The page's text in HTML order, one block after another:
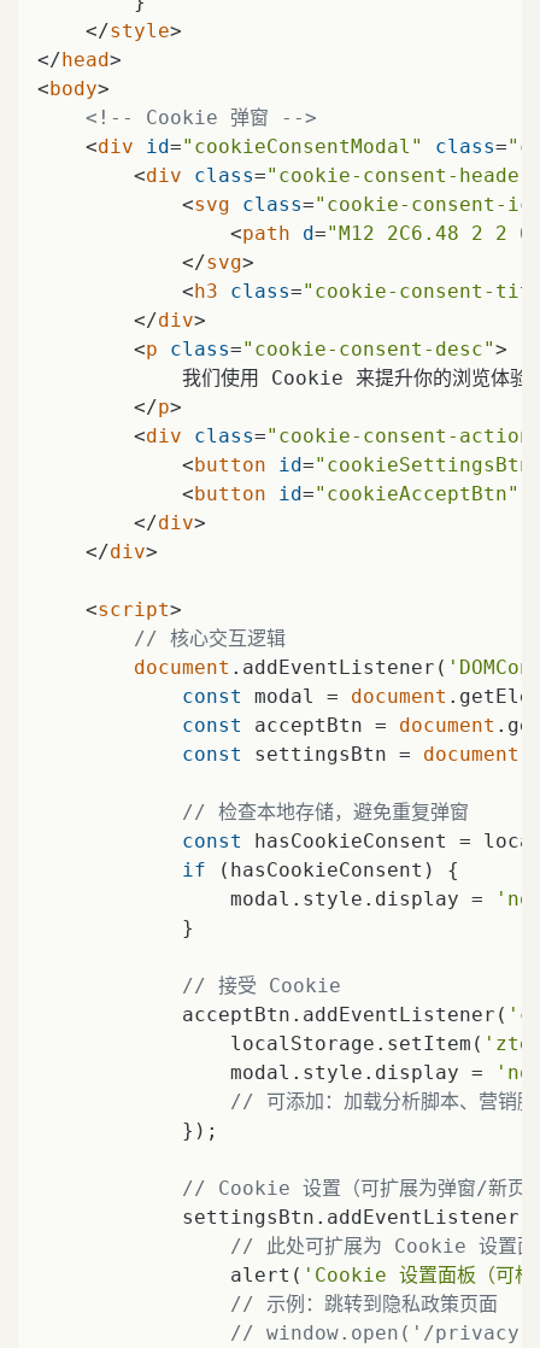
</style>
</head>
<body>
<!-- Cookie 弹窗 -->
<div id="cookieConsentModal" class=
<div class="cookie-consent-
<svg class="cookie-consent-
<path d="M12 2C6.48 2 2
</svg>
<h3 class="cookie-consent-
</div>
<p class="cookie-consent-desc">
我们使用 Cookie 来提升你的浏览体验，
</p>
<div class="cookie-consent-
<button id=
<button id="cookieAcceptBtn"
</div>
</div>
<script>
// 核心交互逻辑
document .addEventListener(
const
modal = document
const
acceptBtn = document
const
settingsBtn = document
// 检查本地存储，避免重复弹窗
const
hasCookieConsent =
if (hasCookieConsent) {
                modal.style.display =
            }
// 接受 Cookie
            acceptBtn.addEventListener(
                localStorage.setItem(
                modal.style.display =
// 可添加：加载分析脚本、营销脚
            });
// Cookie 设置（可扩展为弹窗/新页
            settingsBtn.addEventListener(
// 此处可扩展为 Cookie 设置面
                alert(
'Cookie 设置面板（可根
// 示例：跳转到隐私政策页面
// window.open('/